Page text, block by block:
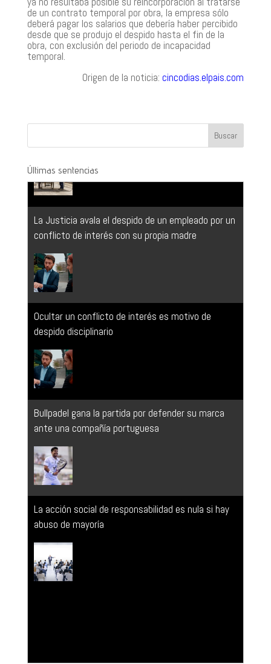
de un contrato temporal por obra, la empresa sólo
deberá pagar los salarios que debería haber percibido
desde que se produjo el despido hasta el fin de la
obra, con exclusión del periodo de incapacidad
temporal.
Origen de la noticia:cincodias.elpais.com
Últimas sentencias
La Justicia avala el despido de un empleado por un
conflicto de interés con su propia madre
Ocultar un conflicto de interés es motivo de
despido disciplinario
Bullpadel gana la partida por defender su marca
ante una compañía portuguesa
La acción social de responsabilidad es nula si hay
abuso de mayoría
¿Es accidente laboral el fallecimiento por un golpe